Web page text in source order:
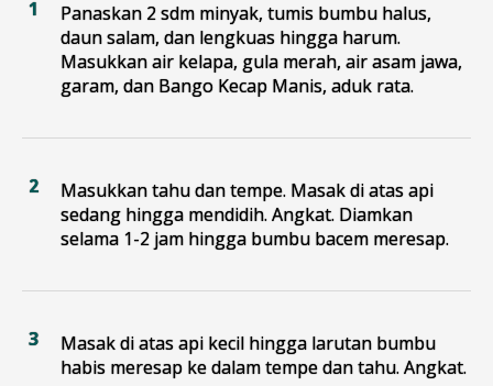
Panaskan 2 sdm minyak, tumis bumbu halus,
daun salam, dan lengkuas hingga harum.
Masukkan air kelapa, gula merah, air asam jawa,
garam, dan Bango Kecap Manis, aduk rata.
Masukkan tahu dan tempe. Masak di atas api
sedang hingga mendidih. Angkat. Diamkan
selama 1-2 jam hingga bumbu bacem meresap.
Masak di atas api kecil hingga larutan bumbu
habis meresap ke dalam tempe dan tahu. Angkat.